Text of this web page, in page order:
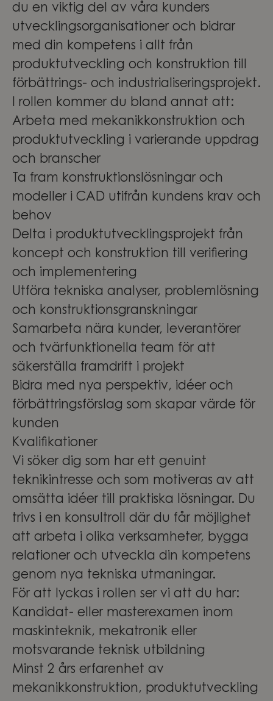
du en viktig del av våra kunders
utvecklingsorganisationer och bidrar
med din kompetens i allt från
produktutveckling och konstruktion till
förbättrings- och industrialiseringsprojekt.
I rollen kommer du bland annat att:
Arbeta med mekanikkonstruktion och
produktutveckling i varierande uppdrag
och branscher
Ta fram konstruktionslösningar och
modeller i CAD utifrån kundens krav och
behov
Delta i produktutvecklingsprojekt från
koncept och konstruktion till verifiering
och implementering
Utföra tekniska analyser, problemlösning
och konstruktionsgranskningar
Samarbeta nära kunder, leverantörer
och tvärfunktionella team för att
säkerställa framdrift i projekt
Bidra med nya perspektiv, idéer och
förbättringsförslag som skapar värde för
kunden
Kvalifikationer
Vi söker dig som har ett genuint
teknikintresse och som motiveras av att
omsätta idéer till praktiska lösningar. Du
trivs i en konsultroll där du får möjlighet
att arbeta i olika verksamheter, bygga
relationer och utveckla din kompetens
genom nya tekniska utmaningar.
För att lyckas i rollen ser vi att du har:
Kandidat- eller masterexamen inom
maskinteknik, mekatronik eller
motsvarande teknisk utbildning
Minst 2 års erfarenhet av
mekanikkonstruktion, produktutveckling